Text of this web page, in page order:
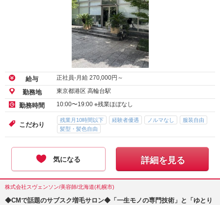
給与 正社員-月給 270,000円～
勤務地 東京都港区 高輪台駅
勤務時間 10:00〜19:00 ※残業ほぼなし
こだわり
残業月10時間以下 経験者優遇 ノルマなし
服装自由
髪型・髪色自由
気になる 詳細を見る
株式会社スヴェンソン/美容師/北海道(札幌市)
◆CMで話題のサブスク増毛サロン◆「一生モノの専門技術」と「ゆとり